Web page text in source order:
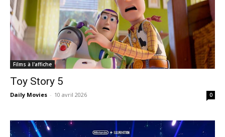
Films à l'affiche
Toy Story 5
Daily Movies - 10 avril 2026 0